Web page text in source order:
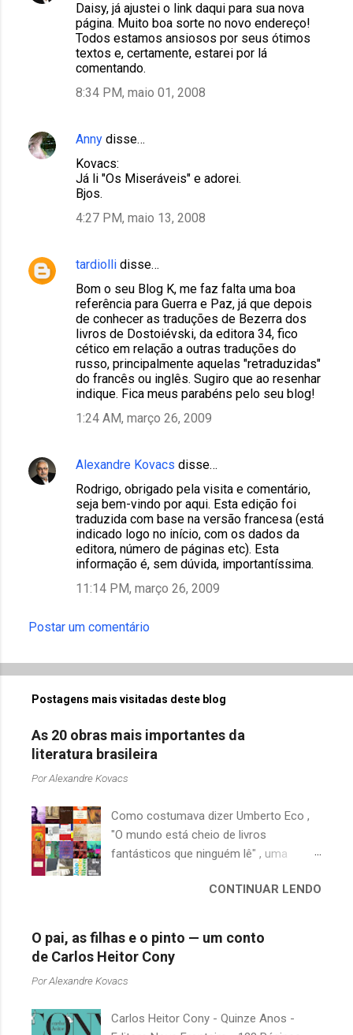
Daisy, já ajustei o link daqui para sua nova
página. Muito boa sorte no novo endereço!
Todos estamos ansiosos por seus ótimos
textos e, certamente, estarei por lá
comentando.
8:34 PM, maio 01, 2008
Anny disse…
Kovacs:
Já li "Os Miseráveis" e adorei.
Bjos.
4:27 PM, maio 13, 2008
tardiolli disse…
Bom o seu Blog K, me faz falta uma boa
referência para Guerra e Paz, já que depois
de conhecer as traduções de Bezerra dos
livros de Dostoiévski, da editora 34, fico
cético em relação a outras traduções do
russo, principalmente aquelas "retraduzidas"
do francês ou inglês. Sugiro que ao resenhar
indique. Fica meus parabéns pelo seu blog!
1:24 AM, março 26, 2009
Alexandre Kovacs disse…
Rodrigo, obrigado pela visita e comentário,
seja bem-vindo por aqui. Esta edição foi
traduzida com base na versão francesa (está
indicado logo no início, com os dados da
editora, número de páginas etc). Esta
informação é, sem dúvida, importantíssima.
11:14 PM, março 26, 2009
Postar um comentário
Postagens mais visitadas deste blog
As 20 obras mais importantes da
literatura brasileira
PorAlexandre Kovacs
Como costumava dizer Umberto Eco ,
"O mundo está cheio de livros
fantásticos que ninguém lê" , uma
quando falamos de clássicos da
escritores brasileiros, somos forçados
a uma avaliação burocrática na escola e
acabamos adquirindo uma certa
antipatia a determinado livro ou autor
justamente o contrário. É surpreendente
CONTINUAR LENDO
O pai, as filhas e o pinto — um conto
de Carlos Heitor Cony
PorAlexandre Kovacs
Carlos Heitor Cony - Quinze Anos -